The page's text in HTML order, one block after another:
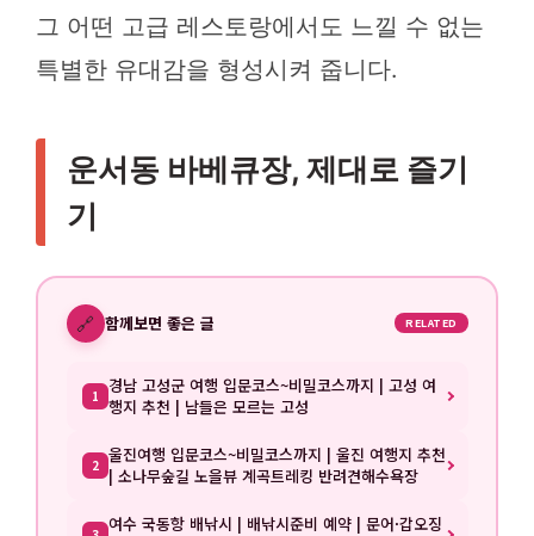
그 어떤 고급 레스토랑에서도 느낄 수 없는
특별한 유대감을 형성시켜 줍니다.
운서동 바베큐장, 제대로 즐기
기
🔗 함께보면 좋은 글 RELATED
1 경남 고성군 여행 입문코스~비밀코스까지 | 고성 여
행지 추천 | 남들은 모르는 고성
2 울진여행 입문코스~비밀코스까지 | 울진 여행지 추천
| 소나무숲길 노을뷰 계곡트레킹 반려견해수욕장
여수 국동항 배낚시 | 배낚시준비 예약 | 문어·갑오징